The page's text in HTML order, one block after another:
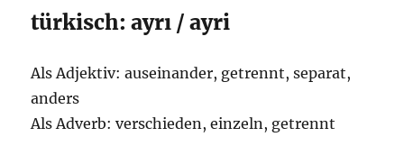
türkisch: ayrı / ayri
Als Adjektiv: auseinander, getrennt, separat,
anders
Als Adverb: verschieden, einzeln, getrennt